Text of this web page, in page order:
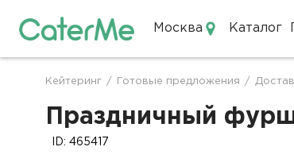
Москва Каталог
Строка
навигации
Кейтеринг / Готовые предложения /
Праздничный
ID: 465417